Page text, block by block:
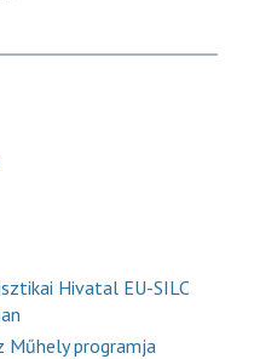
Hivatal EU-SILC
Műhely programja